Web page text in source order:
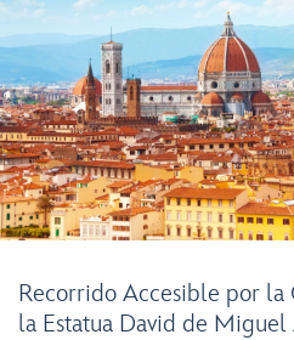
Recorrido Accesible por la
la Estatua David de